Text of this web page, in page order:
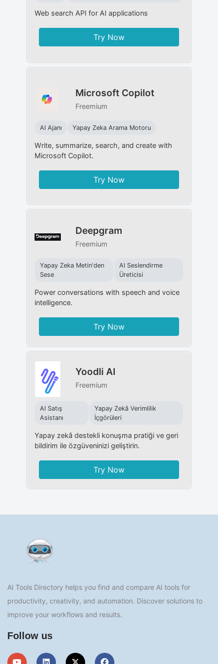
Web search API for AI applications
Try Now
Microsoft Copilot
Freemium
AI Ajanı Yapay Zeka Arama Motoru
Write, summarize, search, and create with
Microsoft Copilot.
Try Now
Deepgram
Freemium
Yapay Zeka Metin'den
Sese
AI Seslendirme
Üreticisi
Power conversations with speech and voice
intelligence.
Try Now
Yoodli AI
Freemium
AI Satış
Asistanı
Yapay Zekâ Verimlilik
İçgörüleri
Yapay zekâ destekli konuşma pratiği ve geri
bildirim ile özgüveninizi geliştirin.
Try Now
AI Tools Directory helps you find and compare AI tools for
productivity, creativity, and automation. Discover solutions to
improve your workflows and results.
Follow us